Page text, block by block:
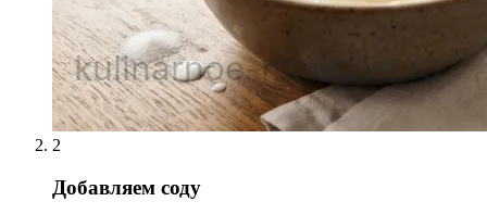
2
Добавляем соду